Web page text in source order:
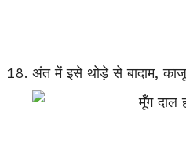
अंत में इसे थोड़े से बादाम,